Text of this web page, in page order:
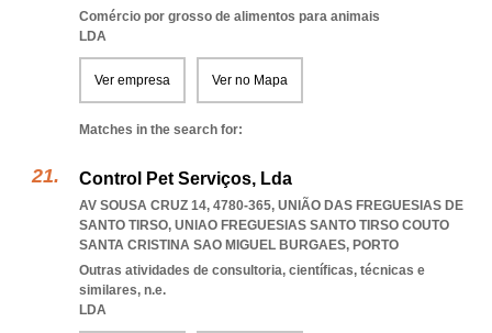
Comércio por grosso de alimentos para animais
LDA
Ver empresa Ver no Mapa
Matches in the search for:
Control Pet Serviços, Lda
AV SOUSA CRUZ 14, 4780-365, UNIÃO DAS FREGUESIAS DE
SANTO TIRSO, UNIAO FREGUESIAS SANTO TIRSO COUTO
SANTA CRISTINA SAO MIGUEL BURGAES, PORTO
Outras atividades de consultoria, científicas, técnicas e
similares, n.e.
LDA